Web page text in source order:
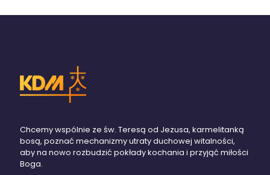
Chcemy wspólnie ze św. Teresą od Jezusa, karmelitanką
bosą, poznać mechanizmy utraty duchowej witalności,
aby na nowo rozbudzić pokłady kochania i przyjąć miłości
Boga.